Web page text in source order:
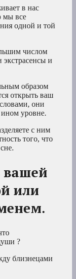
в нас
мы все
одной и той
числом
экстрасенсы и
образом
открыть ваш
они
уровне.
с ним
того, что
вашей
или
?
близнецами